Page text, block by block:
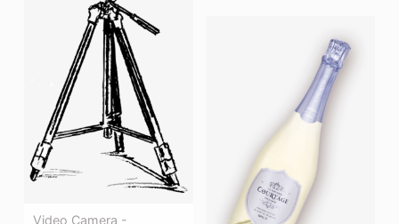
Video Camera -